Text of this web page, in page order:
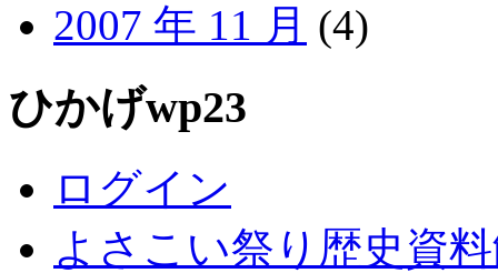
2007 年 11 月 (4)
ひかげwp23
ログイン
よさこい祭り歴史資